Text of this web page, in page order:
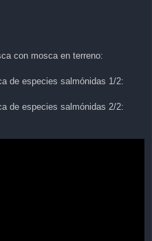
con mosca en terreno:
de especies salmónidas 1/2:
de especies salmónidas 2/2: